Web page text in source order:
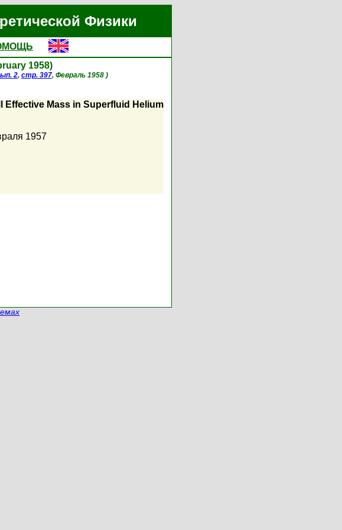
Физики
1958)
2, стр. 397, Февраль 1958 )
Effective Mass in Superfluid Helium
1957